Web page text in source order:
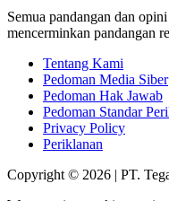
Semua pandangan dan
mencerminkan pandangan
Tentang Kami
Pedoman Media Siber
Pedoman Hak Jawab
Pedoman Standar
Privacy Policy
Periklanan
Copyright © 2026 | PT.